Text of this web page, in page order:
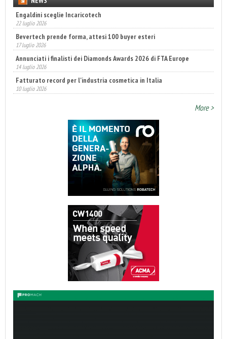
Engaldini sceglie Incaricotech
22 luglio 2026
Bevertech prende forma, attesi 100 buyer esteri
17 luglio 2026
Annunciati i finalisti dei Diamonds Awards 2026 di FTA Europe
14 luglio 2026
Fatturato record per l'industria cosmetica in Italia
10 luglio 2026
More >